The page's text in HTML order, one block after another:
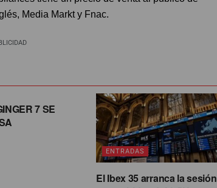
Media Markt y Fnac.
7 SE
ENTRADAS
El Ibex 35 arranca la sesión